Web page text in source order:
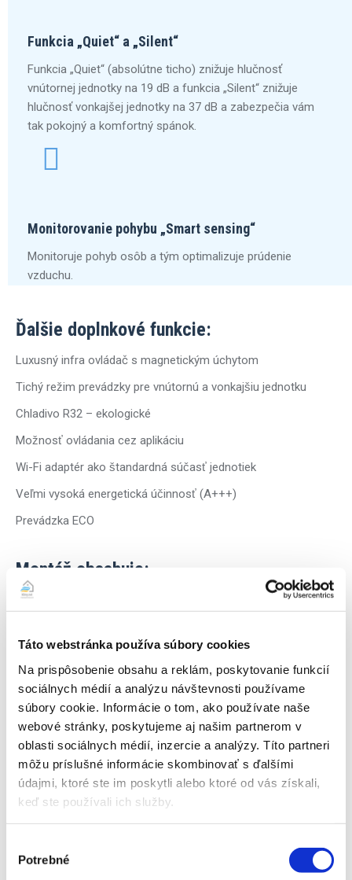
Táto webstránka používa súbory cookies
Na prispôsobenie obsahu a reklám, poskytovanie funkcií
sociálnych médií a analýzu návštevnosti používame
súbory cookie. Informácie o tom, ako používate naše
webové stránky, poskytujeme aj našim partnerom v
oblasti sociálnych médií, inzercie a analýzy. Títo partneri
môžu príslušné informácie skombinovať s ďalšími
údajmi, ktoré ste im poskytli alebo ktoré od vás získali,
keď ste používali ich služby.
súhlasu
Potrebné
Funkcia „Quiet“ a „Silent“
Funkcia „Quiet“ (absolútne ticho) znižuje hlučnosť
vnútornej jednotky na 19 dB a funkcia „Silent“ znižuje
hlučnosť vonkajšej jednotky na 37 dB a zabezpečia vám
tak pokojný a komfortný spánok.
Monitorovanie pohybu „Smart sensing“
Monitoruje pohyb osôb a tým optimalizuje prúdenie
vzduchu.
Ďalšie doplnkové funkcie:
Luxusný infra ovládač s magnetickým úchytom
Tichý režim prevádzky pre vnútornú a vonkajšiu jednotku
Chladivo R32 – ekologické
Možnosť ovládania cez aplikáciu
Wi-Fi adaptér ako štandardná súčasť jednotiek
Veľmi vysoká energetická účinnosť (A+++)
Prevádzka ECO
Montáž obsahuje:
zariadenia a materiálu vrátane elektrického dopojenia na
najbližšiu elektrickú zásuvku – 1x štandardný prieraz do steny
(vrátane vákuovania, tlakovej skúšky, spustenia zariadenia do
prevádzky, skúšky funkčnosti, zaučenia základnej obsluhy,
manuál v papierovej/elektronickej podobe a vystavenie
montážneho/záručného listu). Samozrejmosťou sú drobné
vysprávky muriva dosádrovaním, zapenenie otvorov
montážnou penou, vysávanie profi vysávačom počas vŕtania
otvorov pre minimalizovanie prašnosti, odstránenie
jadrovým vrtom, plošina a pod.